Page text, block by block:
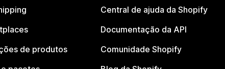
de produtos
Central de ajuda da Shopify
Documentação da API
Comunidade Shopify